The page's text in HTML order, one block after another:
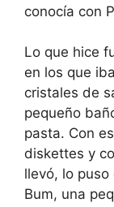
conocía con
Lo que hice
en los que
cristales de
pequeño
pasta. Con
diskettes y
llevó, lo
Bum, una